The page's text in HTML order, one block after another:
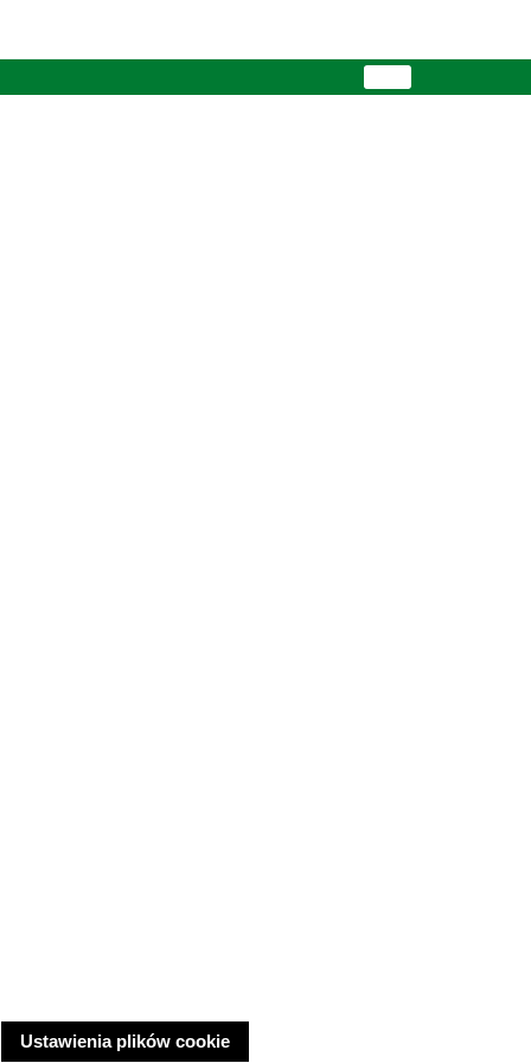
Ustawienia plików cookie